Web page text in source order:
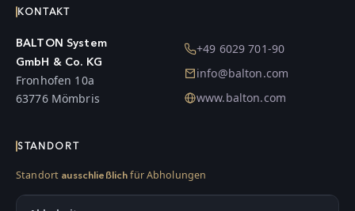
KONTAKT
BALTON System
GmbH & Co. KG
Fronhofen 10a
63776 Mömbris
+49 6029 701-90
info@balton.com
www.balton.com
STANDORT
Standort ausschließlich für Abholungen